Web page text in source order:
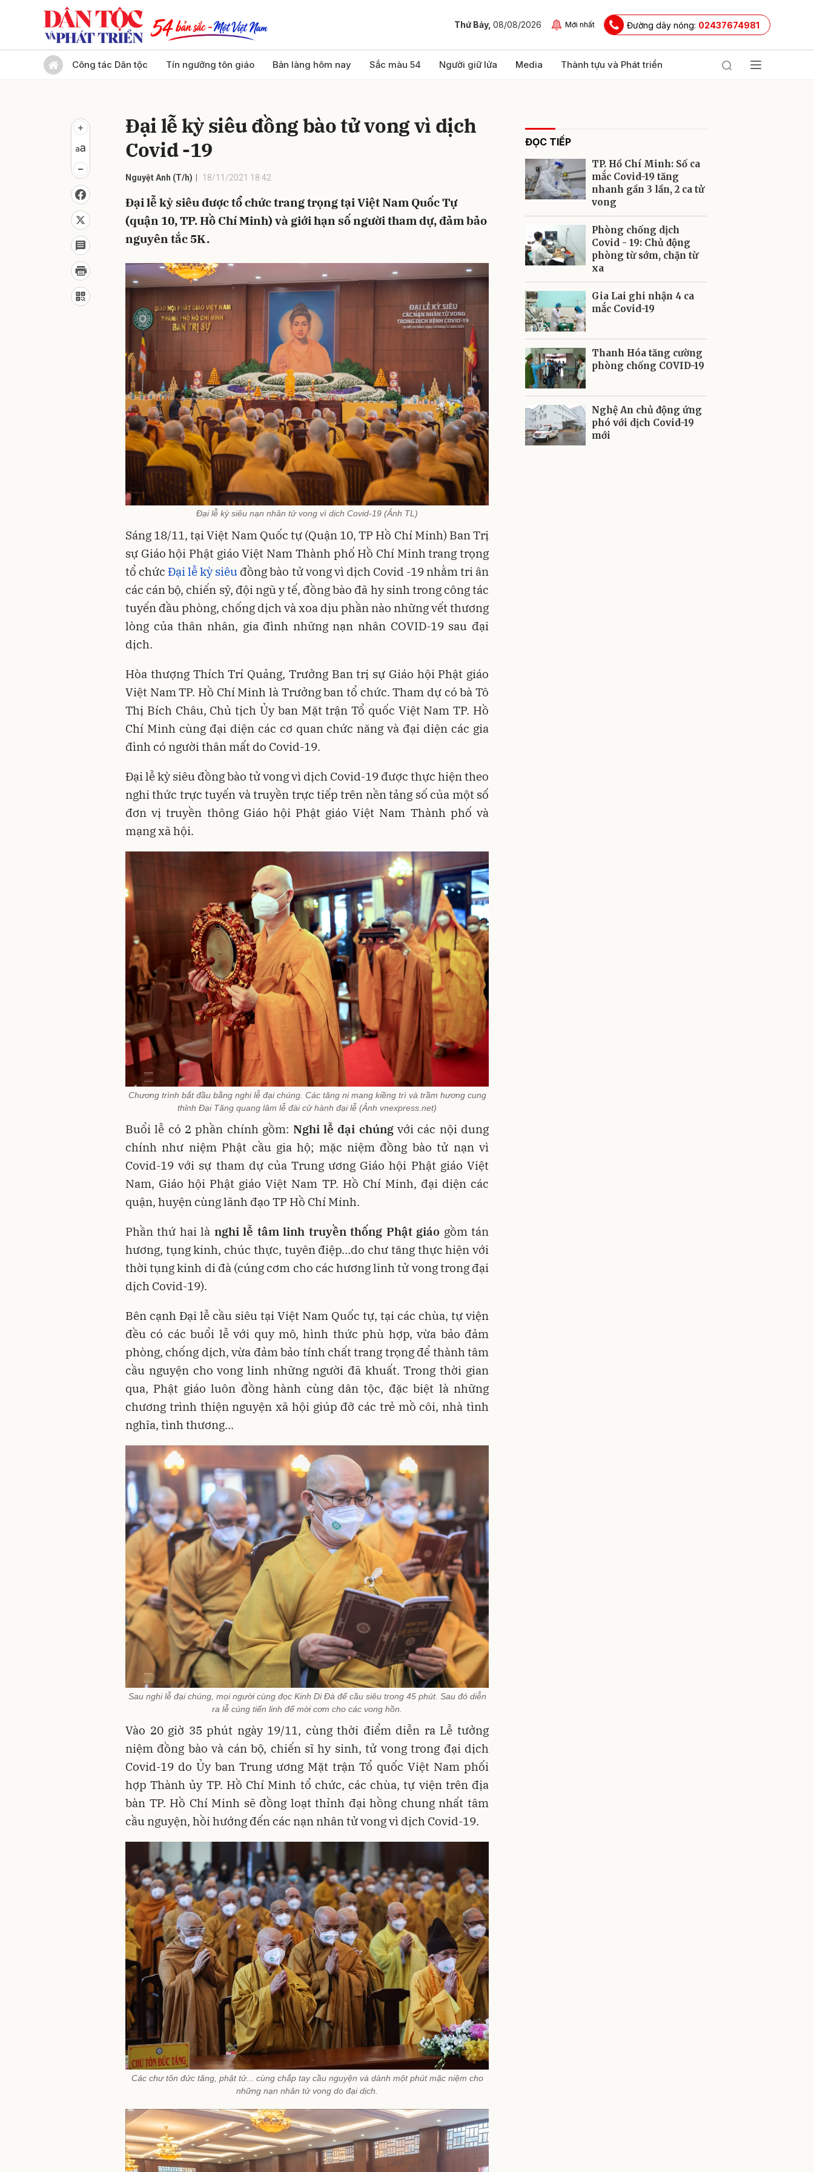
Thứ Bảy, 08/08/2026 Mới nhất Đường dây nóng: 02437674981
Công tác Dân tộc Tín ngưỡng tôn giáo Bản làng hôm nay Sắc màu 54 Người giữ lửa Media Thành tựu và Phát triển
Đại lễ kỳ siêu đồng bào tử vong vì dịch
Covid -19
Nguyệt Anh (T/h) 18/11/2021 18:42
Đại lễ kỳ siêu được tổ chức trang trọng tại Việt Nam Quốc Tự
(quận 10, TP. Hồ Chí Minh) và giới hạn số người tham dự, đảm bảo
nguyên tắc 5K.
Đại lễ kỳ siêu nạn nhân tử vong vì dịch Covid-19 (Ảnh TL)
Sáng 18/11, tại Việt Nam Quốc tự (Quận 10, TP Hồ Chí Minh) Ban Trị
sự Giáo hội Phật giáo Việt Nam Thành phố Hồ Chí Minh trang trọng
tổ chứcĐại lễ kỳ siêu đồng bào tử vong vì dịch Covid -19 nhằm tri ân
các cán bộ, chiến sỹ, đội ngũ y tế, đồng bào đã hy sinh trong công tác
tuyến đầu phòng, chống dịch và xoa dịu phần nào những vết thương
lòng của thân nhân, gia đình những nạn nhân COVID-19 sau đại
dịch.
Hòa thượng Thích Trí Quảng, Trưởng Ban trị sự Giáo hội Phật giáo
Việt Nam TP. Hồ Chí Minh là Trưởng ban tổ chức. Tham dự có bà Tô
Thị Bích Châu, Chủ tịch Ủy ban Mặt trận Tổ quốc Việt Nam TP. Hồ
Chí Minh cùng đại diện các cơ quan chức năng và đại diện các gia
đình có người thân mất do Covid-19.
Đại lễ kỳ siêu đồng bào tử vong vì dịch Covid-19 được thực hiện theo
nghi thức trực tuyến và truyền trực tiếp trên nền tảng số của một số
đơn vị truyền thông Giáo hội Phật giáo Việt Nam Thành phố và
mạng xã hội.
Chương trình bắt đầu bằng nghi lễ đại chúng. Các tăng ni mang kiềng trì và trầm hương cung
thỉnh Đại Tăng quang lâm lễ đài cử hành đại lễ (Ảnh vnexpress.net)
Buổi lễ có 2 phần chính gồm: Nghi lễ đại chúngvới các nội dung
chính như niệm Phật cầu gia hộ; mặc niệm đồng bào tử nạn vì
Covid-19 với sự tham dự của Trung ương Giáo hội Phật giáo Việt
Nam, Giáo hội Phật giáo Việt Nam TP. Hồ Chí Minh, đại diện các
quận, huyện cùng lãnh đạo TP Hồ Chí Minh.
Phần thứ hai là nghi lễ tâm linh truyền thống Phật giáo gồm tán
hương, tụng kinh, chúc thực, tuyên điệp…do chư tăng thực hiện với
thời tụng kinh di đà (cúng cơm cho các hương linh tử vong trong đại
dịch Covid-19).
Bên cạnh Đại lễ cầu siêu tại Việt Nam Quốc tự, tại các chùa, tự viện
đều có các buổi lễ với quy mô, hình thức phù hợp, vừa bảo đảm
phòng, chống dịch, vừa đảm bảo tính chất trang trọng để thành tâm
cầu nguyện cho vong linh những người đã khuất. Trong thời gian
qua, Phật giáo luôn đồng hành cùng dân tộc, đặc biệt là những
chương trình thiện nguyện xã hội giúp đỡ các trẻ mồ côi, nhà tình
nghĩa, tình thương...
Sau nghi lễ đại chúng, mọi người cùng đọc Kinh Di Đà để cầu siêu trong 45 phút. Sau đó diễn
ra lễ cúng tiến linh để mời cơm cho các vong hồn.
Vào 20 giờ 35 phút ngày 19/11, cùng thời điểm diễn ra Lễ tưởng
niệm đồng bào và cán bộ, chiến sĩ hy sinh, tử vong trong đại dịch
Covid-19 do Ủy ban Trung ương Mặt trận Tổ quốc Việt Nam phối
hợp Thành ủy TP. Hồ Chí Minh tổ chức, các chùa, tự viện trên địa
bàn TP. Hồ Chí Minh sẽ đồng loạt thỉnh đại hồng chung nhất tâm
cầu nguyện, hồi hướng đến các nạn nhân tử vong vì dịch Covid-19.
Các chư tôn đức tăng, phật tử... cùng chắp tay cầu nguyện và dành một phút mặc niệm cho
những nạn nhân tử vong do đại dịch.
ĐỌC TIẾP
TP. Hồ Chí Minh: Số ca
mắc Covid-19 tăng
nhanh gần 3 lần, 2 ca tử
vong
Phòng chống dịch
Covid - 19: Chủ động
phòng từ sớm, chặn từ
xa
Gia Lai ghi nhận 4 ca
mắc Covid-19
Thanh Hóa tăng cường
phòng chống COVID-19
Nghệ An chủ động ứng
phó với dịch Covid-19
mới
Gửi bình luận
Gửi